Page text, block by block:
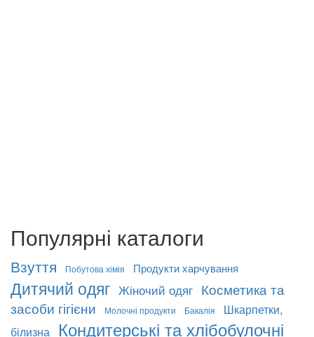
Популярні каталоги
Взуття Побутова хімія Продукти харчування
Дитячий одяг Жіночий одяг Косметика та
засоби гігієни
Молочні продукти Бакалія
Шкарпетки,
білизна
Кондитерські та хлібобулочні